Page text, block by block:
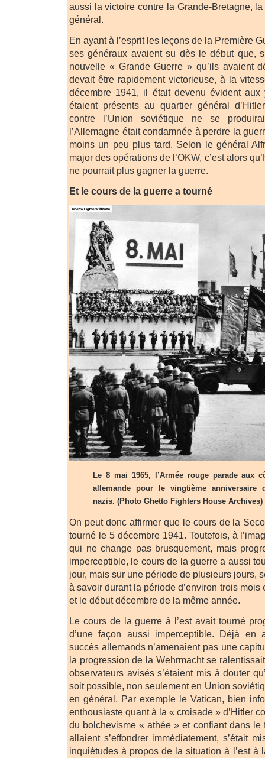
aussi la victoire contre la Grande-Bretagne,
général.
En ayant à l’esprit les leçons de la Première
ses généraux avaient su dès le début que,
nouvelle « Grande Guerre » qu’ils avaient
devait être rapidement victorieuse, à la
décembre 1941, il était devenu évident
étaient présents au quartier général
contre l’Union soviétique ne se
l’Allemagne était condamnée à perdre la
moins un peu plus tard. Selon le général
major des opérations de l’OKW, c’est alors
ne pourrait plus gagner la guerre.
Et le cours de la guerre a tourné
Le 8 mai 1965, l’Armée rouge parade aux
allemande pour le vingtième anniversaire
nazis. (Photo Ghetto Fighters House Archives)
On peut donc affirmer que le cours de la
tourné le 5 décembre 1941. Toutefois, à
qui ne change pas brusquement, mais
imperceptible, le cours de la guerre a aussi
jour, mais sur une période de plusieurs jours,
à savoir durant la période d’environ trois mois
et le début décembre de la même année.
Le cours de la guerre à l’est avait tourné
d’une façon aussi imperceptible. Déjà en
succès allemands n’amenaient pas une
la progression de la Wehrmacht se
observateurs avisés s’étaient mis à douter
soit possible, non seulement en Union
en général. Par exemple le Vatican, bien
enthousiaste quant à la « croisade » d’Hitler
du bolchevisme « athée » et confiant dans
allaient s’effondrer immédiatement, s’était
inquiétudes à propos de la situation à l’est à